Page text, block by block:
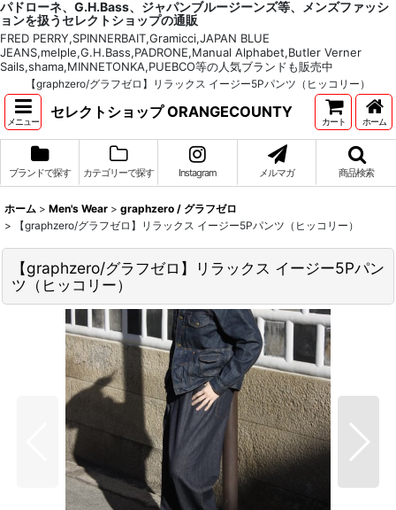
パドローネ、G.H.Bass、ジャパンブルージーンズ等、メンズファッシ
ョンを扱うセレクトショップの通販
FRED PERRY,SPINNERBAIT,Gramicci,JAPAN BLUE
JEANS,melple,G.H.Bass,PADRONE,Manual Alphabet,Butler Verner
Sails,shama,MINNETONKA,PUEBCO等の人気ブランドも販売中
【graphzero/グラフゼロ】リラックス イージー5Pパンツ（ヒッコリー）
メニュー
セレクトショップ ORANGECOUNTY
カート ホーム
ブランドで探す カテゴリーで探す Instagram メルマガ 商品検索
ホーム > Men's Wear > graphzero / グラフゼロ
>
【graphzero/グラフゼロ】リラックス イージー5Pパンツ（ヒッコリー）
【graphzero/グラフゼロ】リラックス イージー5Pパン
ツ（ヒッコリー）